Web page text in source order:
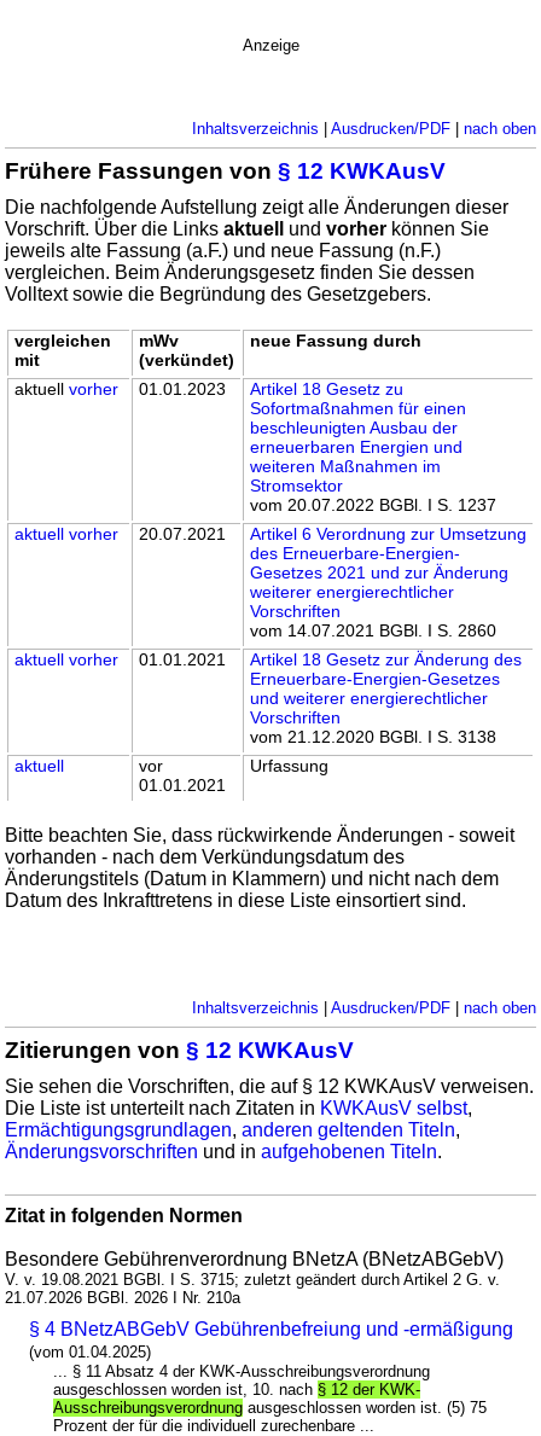
Anzeige
Inhaltsverzeichnis | Ausdrucken/PDF| nach oben
Frühere Fassungen von§ 12 KWKAusV
Die nachfolgende Aufstellung zeigt alle Änderungen dieser
Vorschrift. Über die Linksaktuell undvorher können Sie
jeweils alte Fassung (a.F.) und neue Fassung (n.F.)
vergleichen. Beim Änderungsgesetz finden Sie dessen
Volltext sowie die Begründung des Gesetzgebers.
vergleichen
mit
mWv
(verkündet)
neue Fassung durch
aktuellvorher 01.01.2023
Artikel 18 Gesetz zu
Sofortmaßnahmen für einen
beschleunigten Ausbau der
erneuerbaren Energien und
weiteren Maßnahmen im
Stromsektor
vom 20.07.2022 BGBl. I S. 1237
aktuell vorher 20.07.2021
Artikel 6 Verordnung zur Umsetzung
des Erneuerbare-Energien-
Gesetzes 2021 und zur Änderung
weiterer energierechtlicher
Vorschriften
vom 14.07.2021 BGBl. I S. 2860
aktuell vorher 01.01.2021
Artikel 18 Gesetz zur Änderung des
Erneuerbare-Energien-Gesetzes
und weiterer energierechtlicher
Vorschriften
vom 21.12.2020 BGBl. I S. 3138
aktuell
vor
01.01.2021
Urfassung
Bitte beachten Sie, dass rückwirkende Änderungen - soweit
vorhanden - nach dem Verkündungsdatum des
Änderungstitels (Datum in Klammern) und nicht nach dem
Datum des Inkrafttretens in diese Liste einsortiert sind.
Inhaltsverzeichnis | Ausdrucken/PDF| nach oben
Zitierungen von§ 12 KWKAusV
Sie sehen die Vorschriften, die auf § 12 KWKAusV verweisen.
Die Liste ist unterteilt nach Zitaten in KWKAusV selbst,
Ermächtigungsgrundlagen,anderen geltenden Titeln,
Änderungsvorschriften und inaufgehobenen Titeln.
Zitat in folgenden Normen
Besondere Gebührenverordnung BNetzA (BNetzABGebV)
V. v. 19.08.2021 BGBl. I S. 3715; zuletzt geändert durch Artikel 2 G. v.
21.07.2026 BGBl. 2026 I Nr. 210a
§ 4 BNetzABGebV Gebührenbefreiung und -ermäßigung
(vom 01.04.2025)
... § 11 Absatz 4 der KWK-Ausschreibungsverordnung
ausgeschlossen worden ist, 10. nach § 12 der KWK-
Ausschreibungsverordnung ausgeschlossen worden ist. (5) 75
Prozent der für die individuell zurechenbare ...